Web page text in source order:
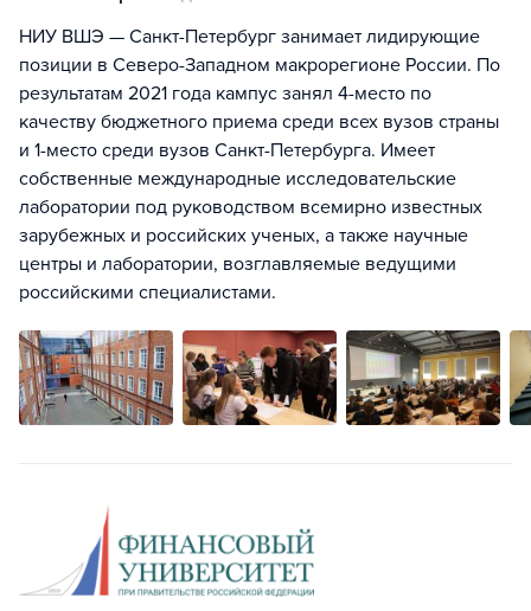
НИУ ВШЭ — Санкт-Петербург занимает лидирующие
позиции в Северо-Западном макрорегионе России. По
результатам 2021 года кампус занял 4-место по
качеству бюджетного приема среди всех вузов страны
и 1-место среди вузов Санкт-Петербурга. Имеет
собственные международные исследовательские
лаборатории под руководством всемирно известных
зарубежных и российских ученых, а также научные
центры и лаборатории, возглавляемые ведущими
российскими специалистами.